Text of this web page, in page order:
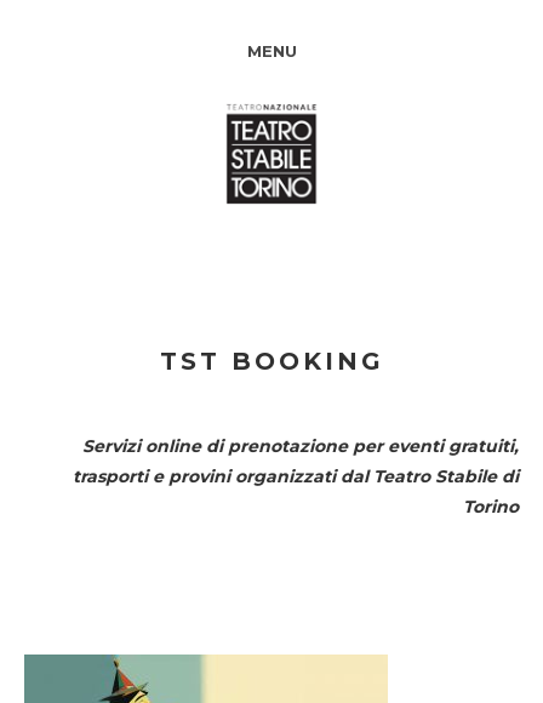
MENU
TST BOOKING
Servizi online di prenotazione per eventi gratuiti,
trasporti e provini organizzati dal Teatro Stabile di
Torino